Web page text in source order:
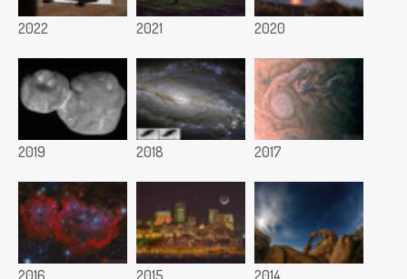
2022 2021 2020
2019 2018 2017
2016 2015 2014